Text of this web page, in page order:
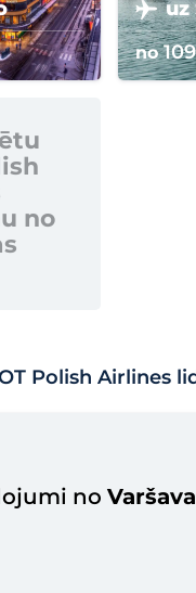
uz
no
no
Polish Airlines
no